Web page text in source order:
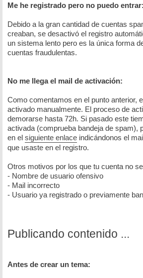
Me he registrado pero no puedo entrar:
Debido a la gran cantidad de cuentas
creaban, se desactivó el registro
un sistema lento pero es la única forma
cuentas fraudulentas.
No me llega el mail de activación:
Como comentamos en el punto anterior,
activado manualmente. El proceso de
demorarse hasta 72h. Si pasado este
activada (comprueba bandeja de spam),
en el siguiente enlace indicándonos el
que usaste en el registro.
Otros motivos por los que tu cuenta no
- Nombre de usuario ofensivo
- Mail incorrecto
- Usuario ya registrado o previamente
Publicando contenido ...
Antes de crear un tema: